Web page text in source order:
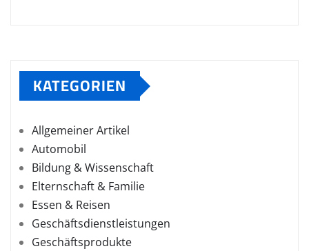
KATEGORIEN
Allgemeiner Artikel
Automobil
Bildung & Wissenschaft
Elternschaft & Familie
Essen & Reisen
Geschäftsdienstleistungen
Geschäftsprodukte